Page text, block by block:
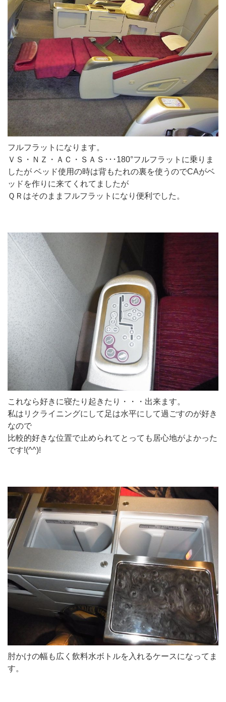
フルフラットになります。
ＶＳ・ＮＺ・ＡＣ・ＳＡＳ･･･180°フルフラットに乗りま
したが ベッド使用の時は背もたれの裏を使うのでCAがベ
ッドを作りに来てくれてましたが
ＱＲはそのままフルフラットになり便利でした。
これなら好きに寝たり起きたり・・・出来ます。
私はリクライニングにして足は水平にして過ごすのが好き
なので
比較的好きな位置で止められてとっても居心地がよかった
です!(^^)!
肘かけの幅も広く飲料水ボトルを入れるケースになってま
す。